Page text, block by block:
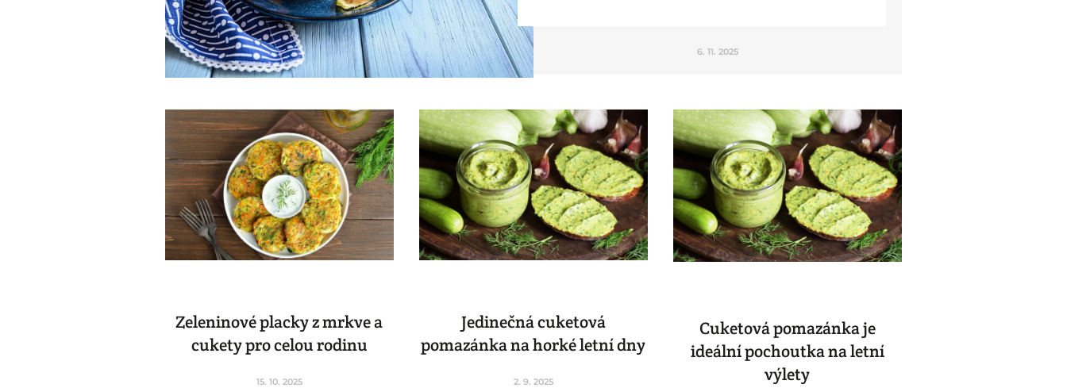
6. 11. 2025
Zeleninové placky z mrkve a
cukety pro celou rodinu
15. 10. 2025
Jedinečná cuketová
pomazánka na horké letní dny
2. 9. 2025
Cuketová pomazánka je
ideální pochoutka na letní
výlety